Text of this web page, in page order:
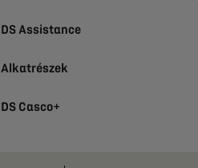
DS Assistance
Alkatrészek
DS Casco+